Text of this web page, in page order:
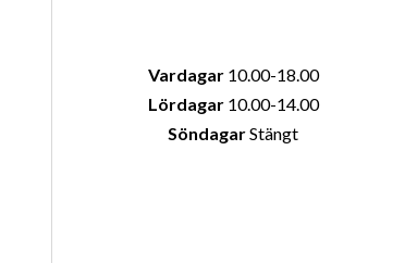
Vardagar10.00-18.00
Lördagar10.00-14.00
SöndagarStängt